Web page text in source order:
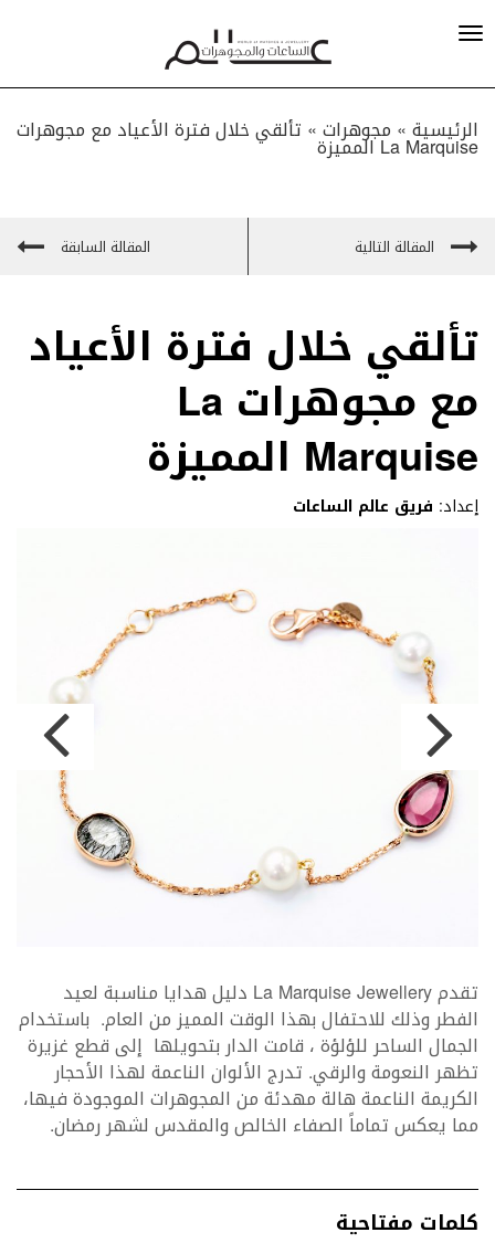
الرئيسية » مجوهرات» تألقي خلال فترة الأعياد مع مجوهرات
La Marquise المميزة
المقالة التالية المقالة السابقة
تألقي خلال فترة الأعياد
مع مجوهرات La
Marquise المميزة
إعداد: فريق عالم الساعات
تقدم La Marquise Jewellery دليل هدايا مناسبة لعيد
الفطر وذلك للاحتفال بهذا الوقت المميز من العام. باستخدام
الجمال الساحر للؤلؤة ، قامت الدار بتحويلها إلى قطع غزيرة
تظهر النعومة والرقي. تدرج الألوان الناعمة لهذا الأحجار
الكريمة الناعمة هالة مهدئة من المجوهرات الموجودة فيها،
مما يعكس تماماً الصفاء الخالص والمقدس لشهر رمضان.
كلمات مفتاحية